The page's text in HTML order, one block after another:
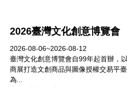
2026臺灣文化創意博覽會
2026-08-06~2026-08-12
臺灣文化創意博覽會自99年起首辦，
商展打造文創商品與圖像授權交易平
為...